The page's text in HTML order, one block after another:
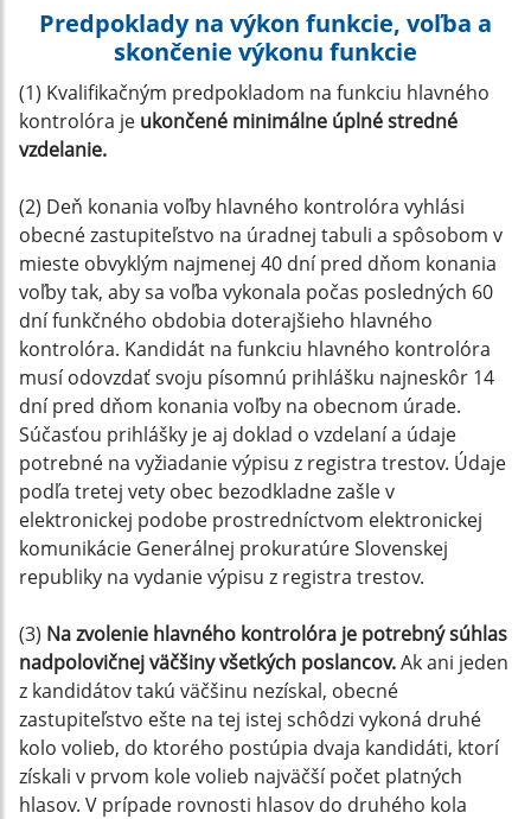
Predpoklady na výkon funkcie, voľba a
skončenie výkonu funkcie
(1) Kvalifikačným predpokladom na funkciu hlavného
kontrolóra je ukončené minimálne úplné stredné
vzdelanie.
(2) Deň konania voľby hlavného kontrolóra vyhlási
obecné zastupiteľstvo na úradnej tabuli a spôsobom v
mieste obvyklým najmenej 40 dní pred dňom konania
voľby tak, aby sa voľba vykonala počas posledných 60
dní funkčného obdobia doterajšieho hlavného
kontrolóra. Kandidát na funkciu hlavného kontrolóra
musí odovzdať svoju písomnú prihlášku najneskôr 14
dní pred dňom konania voľby na obecnom úrade.
Súčasťou prihlášky je aj doklad o vzdelaní a údaje
potrebné na vyžiadanie výpisu z registra trestov. Údaje
podľa tretej vety obec bezodkladne zašle v
elektronickej podobe prostredníctvom elektronickej
komunikácie Generálnej prokuratúre Slovenskej
republiky na vydanie výpisu z registra trestov.
(3) Na zvolenie hlavného kontrolóra je potrebný súhlas
nadpolovičnej väčšiny všetkých poslancov.Ak ani jeden
z kandidátov takú väčšinu nezískal, obecné
zastupiteľstvo ešte na tej istej schôdzi vykoná druhé
kolo volieb, do ktorého postúpia dvaja kandidáti, ktorí
získali v prvom kole volieb najväčší počet platných
hlasov. V prípade rovnosti hlasov do druhého kola